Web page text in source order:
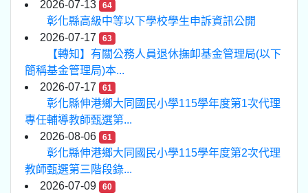
2026-07-13
64
彰化縣高級中等以下學校學生申訴資訊公開
2026-07-17
63
【轉知】有關公務人員退休撫卹基金管理局(以下
簡稱基金管理局)本...
2026-07-17
61
彰化縣伸港鄉大同國民小學115學年度第1次代理
專任輔導教師甄選第...
2026-08-06
61
彰化縣伸港鄉大同國民小學115學年度第2次代理
教師甄選第三階段錄...
2026-07-09
60